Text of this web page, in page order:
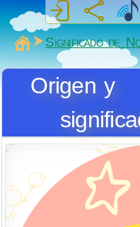
MiSabueso
Significado de
Origen y